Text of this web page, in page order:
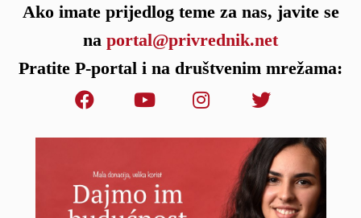
Ako imate prijedlog teme za nas, javite se
na portal@privrednik.net
Pratite P-portal i na društvenim mrežama: